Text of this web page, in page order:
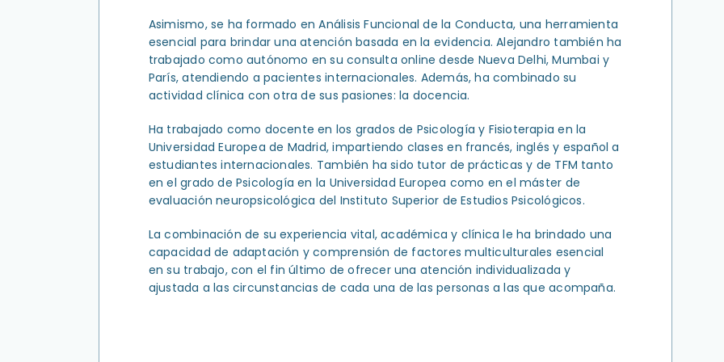
Asimismo, se ha formado en Análisis Funcional de la Conducta, una herramienta
esencial para brindar una atención basada en la evidencia. Alejandro también ha
trabajado como autónomo en su consulta online desde Nueva Delhi, Mumbai y
París, atendiendo a pacientes internacionales. Además, ha combinado su
actividad clínica con otra de sus pasiones: la docencia.
Ha trabajado como docente en los grados de Psicología y Fisioterapia en la
Universidad Europea de Madrid, impartiendo clases en francés, inglés y español a
estudiantes internacionales. También ha sido tutor de prácticas y de TFM tanto
en el grado de Psicología en la Universidad Europea como en el máster de
evaluación neuropsicológica del Instituto Superior de Estudios Psicológicos.
La combinación de su experiencia vital, académica y clínica le ha brindado una
capacidad de adaptación y comprensión de factores multiculturales esencial
en su trabajo, con el fin último de ofrecer una atención individualizada y
ajustada a las circunstancias de cada una de las personas a las que acompaña.